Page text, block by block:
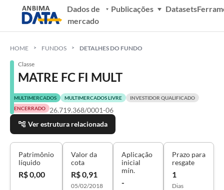
Dados de
mercado
Publicações Datasets
HOME FUNDOS DETALHES DO FUNDO
Classe
MATRE FC FI MULT
MULTIMERCADOS MULTIMERCADOS LIVRE
INVESTIDOR QUALIFICADO
ENCERRADO
26.719.368/0001-06
Ver estrutura relacionada
Patrimônio
líquido
R$ 0,00
Valor da
cota
R$ 0,91
05/02/2018
Aplicação
inicial
mín.
-
Prazo para
resgate
1
Dias